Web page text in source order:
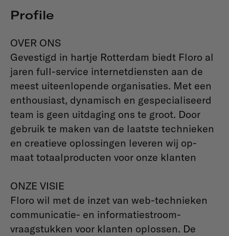
Profile
OVER ONS
Gevestigd in hartje Rotterdam biedt Floro al
jaren full-service internetdiensten aan de
meest uiteenlopende organisaties. Met een
enthousiast, dynamisch en gespecialiseerd
team is geen uitdaging ons te groot. Door
gebruik te maken van de laatste technieken
en creatieve oplossingen leveren wij op-
maat totaalproducten voor onze klanten
ONZE VISIE
Floro wil met de inzet van web-technieken
communicatie- en informatiestroom-
vraagstukken voor klanten oplossen. De